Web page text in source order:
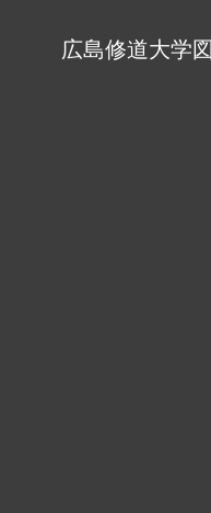
広島修道大学